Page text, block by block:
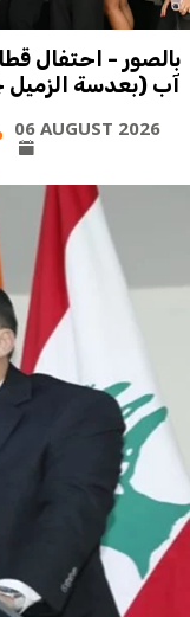
آب (بعدسة الزميل
06 AUGUST 2026